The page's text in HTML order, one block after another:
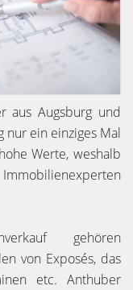
aus Augsburg und
nur ein einziges Mal
Werte, weshalb
gehören
von Exposés, das
etc. Anthuber